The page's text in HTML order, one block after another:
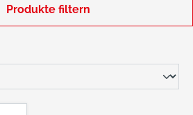
Produkte filtern